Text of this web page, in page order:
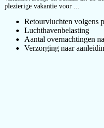
plezierige vakantie voor ...
Retourvluchten volgens
Luchthavenbelasting
Aantal overnachtingen
Verzorging naar